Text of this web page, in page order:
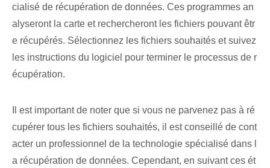
cialisé de récupération de données. Ces programmes an
alyseront la carte et rechercheront les fichiers pouvant êtr
e récupérés. Sélectionnez les fichiers souhaités et suivez
les instructions du logiciel pour terminer le processus de r
écupération.
Il est important de noter que si vous ne parvenez pas à ré
cupérer tous les fichiers souhaités, il est conseillé de cont
acter un professionnel de la technologie spécialisé dans l
a récupération de données. ⁣Cependant, en suivant ces ét